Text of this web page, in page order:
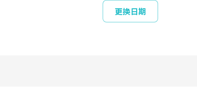
更换日期